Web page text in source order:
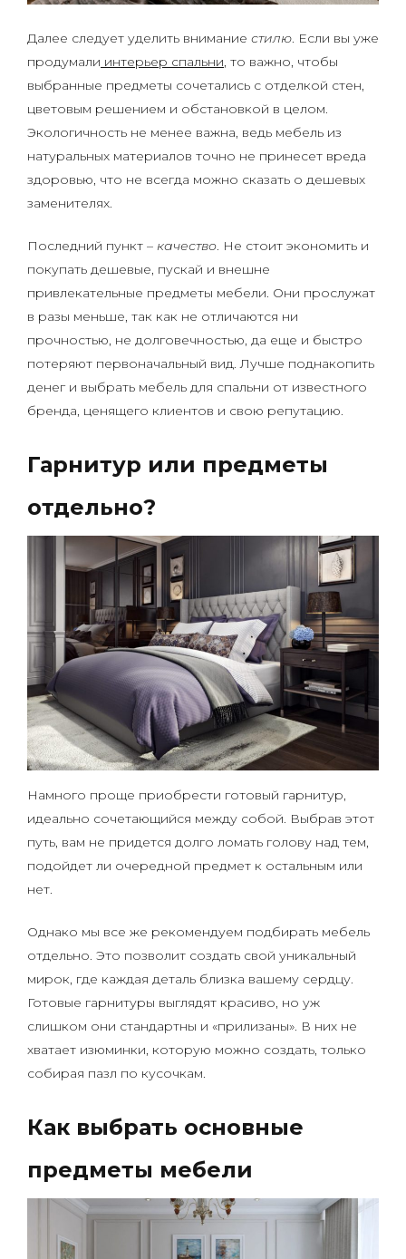
Далее следует уделить внимание стилю. Если вы уже
продумали интерьер спальни, то важно, чтобы
выбранные предметы сочетались с отделкой стен,
цветовым решением и обстановкой в целом.
Экологичность не менее важна, ведь мебель из
натуральных материалов точно не принесет вреда
здоровью, что не всегда можно сказать о дешевых
заменителях.
Последний пункт – качество. Не стоит экономить и
покупать дешевые, пускай и внешне
привлекательные предметы мебели. Они прослужат
в разы меньше, так как не отличаются ни
прочностью, не долговечностью, да еще и быстро
потеряют первоначальный вид. Лучше поднакопить
денег и выбрать мебель для спальни от известного
бренда, ценящего клиентов и свою репутацию.
Гарнитур или предметы
отдельно?
Намного проще приобрести готовый гарнитур,
идеально сочетающийся между собой. Выбрав этот
путь, вам не придется долго ломать голову над тем,
подойдет ли очередной предмет к остальным или
нет.
Однако мы все же рекомендуем подбирать мебель
отдельно. Это позволит создать свой уникальный
мирок, где каждая деталь близка вашему сердцу.
Готовые гарнитуры выглядят красиво, но уж
слишком они стандартны и «прилизаны». В них не
хватает изюминки, которую можно создать, только
собирая пазл по кусочкам.
Как выбрать основные
предметы мебели